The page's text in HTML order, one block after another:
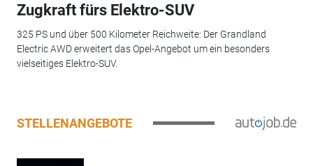
Zugkraft fürs Elektro-SUV
325 PS und über 500 Kilometer Reichweite: Der Grandland
Electric AWD erweitert das Opel-Angebot um ein besonders
vielseitiges Elektro-SUV.
STELLENANGEBOTE